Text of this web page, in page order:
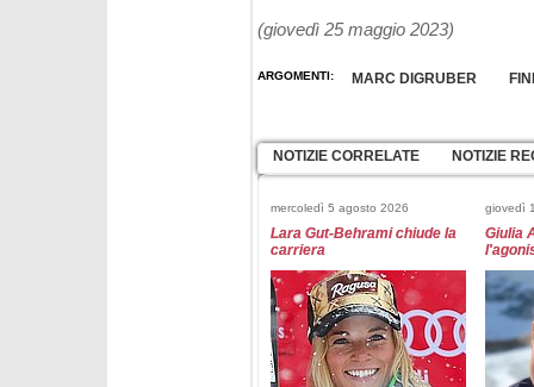
(giovedì 25 maggio 2023)
ARGOMENTI: MARC DIGRUBER
NOTIZIE CORRELATE NOTIZIE
mercoledì 5 agosto 2026
Lara Gut-Behrami chiude la
carriera
giovedì
Giulia